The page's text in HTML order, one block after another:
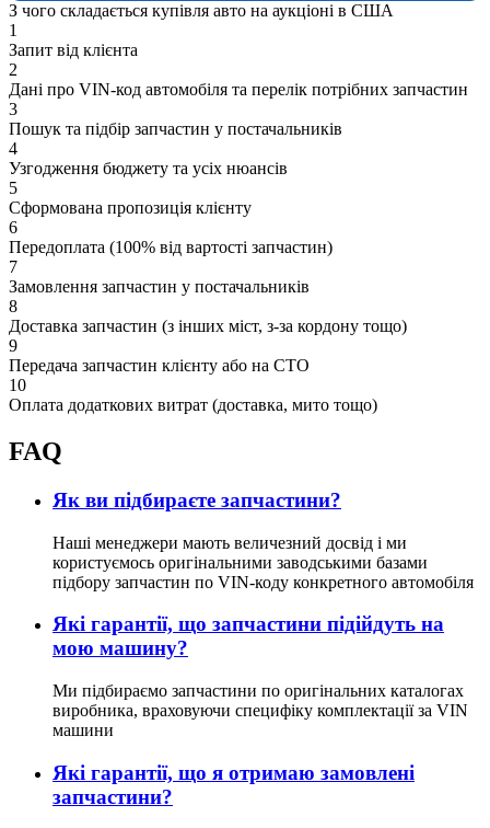
З чого складається купівля авто на аукціоні в США
1
Запит від клієнта
2
Дані про VIN-код автомобіля та перелік потрібних запчастин
3
Пошук та підбір запчастин у постачальників
4
Узгодження бюджету та усіх нюансів
5
Сформована пропозиція клієнту
6
Передоплата (100% від вартості запчастин)
7
Замовлення запчастин у постачальників
8
Доставка запчастин (з інших міст, з-за кордону тощо)
9
Передача запчастин клієнту або на СТО
10
Оплата додаткових витрат (доставка, мито тощо)
FAQ
Як ви підбираєте запчастини?
Наші менеджери мають величезний досвід і ми
користуємось оригінальними заводськими базами
підбору запчастин по VIN-коду конкретного автомобіля
Які гарантії, що запчастини підійдуть на
мою машину?
Ми підбираємо запчастини по оригінальних каталогах
виробника, враховуючи специфіку комплектації за VIN
машини
Які гарантії, що я отримаю замовлені
запчастини?